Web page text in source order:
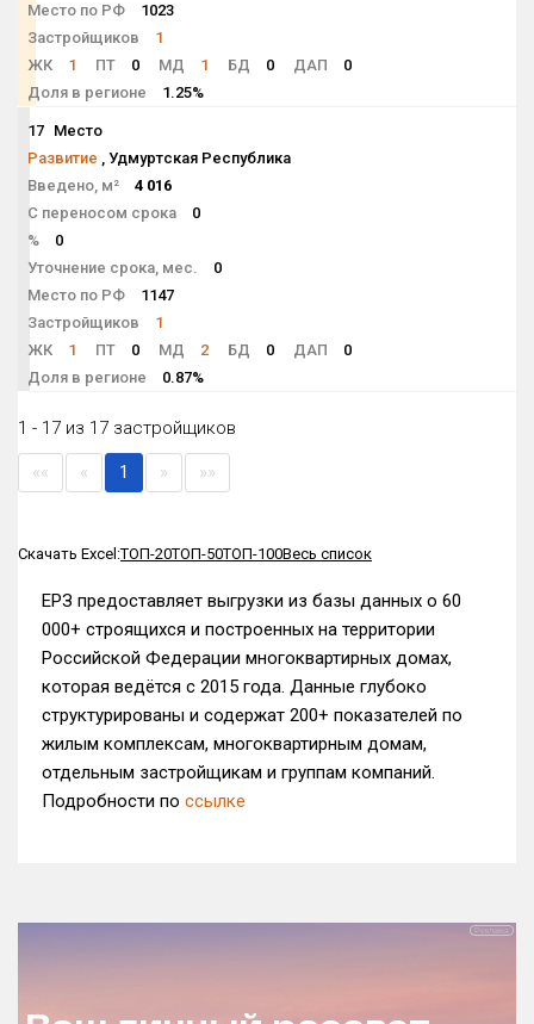
Место по РФ
1023
Застройщиков
1
ЖК
1 ПТ 0 МД 1 БД 0 ДАП
0
Доля в регионе
1.25%
17 Место
Развитие , Удмуртская Республика
Введено, м²
4 016
С переносом срока
0
%
0
Уточнение срока, мес.
0
Место по РФ
1147
Застройщиков
1
ЖК
1 ПТ 0 МД 2 БД 0 ДАП
0
Доля в регионе
0.87%
1 - 17 из 17 застройщиков
«« « 1 » »»
Скачать Excel:ТОП-20ТОП-50ТОП-100Весь список
ЕРЗ предоставляет выгрузки из базы данных о 60
000+ строящихся и построенных на территории
Российской Федерации многоквартирных домах,
которая ведётся с 2015 года. Данные глубоко
структурированы и содержат 200+ показателей по
жилым комплексам, многоквартирным домам,
отдельным застройщикам и группам компаний.
Подробности по ссылке